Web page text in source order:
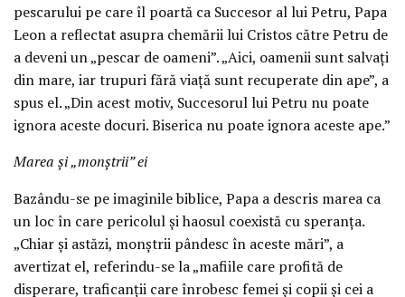
pescarului pe care îl poartă ca Succesor al lui Petru, Papa
Leon a reflectat asupra chemării lui Cristos către Petru de
a deveni un „pescar de oameni”. „Aici, oamenii sunt salvați
din mare, iar trupuri fără viață sunt recuperate din ape”, a
spus el. „Din acest motiv, Succesorul lui Petru nu poate
ignora aceste docuri. Biserica nu poate ignora aceste ape.”
Marea și „monștrii” ei
Bazându-se pe imaginile biblice, Papa a descris marea ca
un loc în care pericolul și haosul coexistă cu speranța.
„Chiar și astăzi, monștrii pândesc în aceste mări”, a
avertizat el, referindu-se la „mafiile care profită de
disperare, traficanții care înrobesc femei și copii și cei a